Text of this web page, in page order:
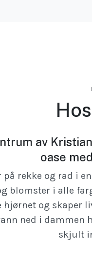
av
oase
på rekke og rad i
blomster i alle
hjørnet og skaper
ned i dammen
skjult